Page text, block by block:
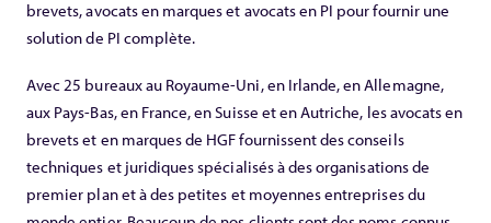
brevets, avocats en marques et avocats en PI pour fournir une
solution de PI complète.
Avec 25 bureaux au Royaume-Uni, en Irlande, en Allemagne,
aux Pays-Bas, en France, en Suisse et en Autriche, les avocats en
brevets et en marques de HGF fournissent des conseils
techniques et juridiques spécialisés à des organisations de
premier plan et à des petites et moyennes entreprises du